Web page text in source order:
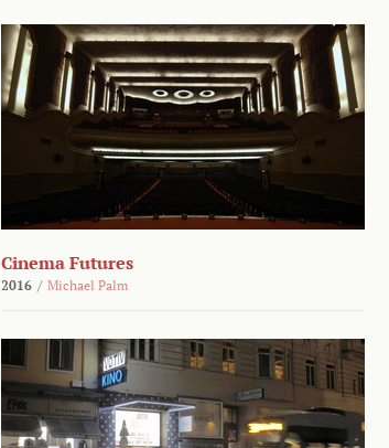
Cinema Futures
2016 / Michael Palm